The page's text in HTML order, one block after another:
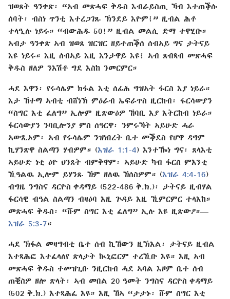
ዝወጸት ዓንቀጽ፡ “ኣብ መጽሓፍ ቅዱስ እብራይስጢ ኻብ እተጠቕሱ
ሰባት፡ ብስነ ጥንቲ እተረጋገጹ ኽንደይ እዮም፧” ዚብል ሕቶ
ተላዒሉ ነይሩ። “ብውሕዱ 50!” ዚብል መልሲ ድማ ተዋሂቡ።
ኣብታ ዓንቀጽ ኣብ ዝወጸ ዝርዝር ዘይተጠቕሰ ሰብኣይ ግና ታትናይ
እዩ ነይሩ። እዚ ሰብኣይ እዚ እንታዋይ እዩ፧ ኣብ ጸብጻብ መጽሓፍ
ቅዱስ ዘለዎ ንእሽቶ ግደ እስከ ንመርምር።
ሓደ እዋን፡ የሩሳሌም ክፋል እቲ ሰፊሕ ግዝኣት ፋርስ እያ ነይራ።
እታ ኸተማ ኣብቲ ብሸነኽ ምዕራብ ኤፍራጥስ ዚርከብ፡ ፋርሳውያን
“ስግር እቲ ፈለግ” ኢሎም ዚጽውዕዎ ኸባቢ እያ እትርከብ ነይራ።
ፋርሳውያን ንባቢሎንያ ምስ ሰዓርዋ፡ ንምሩኻት ኣይሁድ ሓራ
ኣውጺኦም፡ ኣብ የሩሳሌም ንዝነበረት ቤተ መቕደስ የሆዋ ዳግም
ኪሃንጽዋ ስልጣን ሃብዎም። (እዝራ 1:1-4) እንተዀነ ግና፡ ጸላእቲ
ኣይሁድ ነቲ ዕዮ ህንጸት ብምቅዋም፡ ኣይሁድ ካብ ፋርስ ምእንቲ
ኺዓልዉ ኢሎም ይሃንጹ ኸም ዘለዉ ኸሰስዎም። (እዝራ 4:4-16)
ብግዜ ንግስና ዳርዮስ ቀዳማይ (522-486 ቅ.ክ.)፡ ታትናይ ዚብሃል
ፋርሳዊ ብዓል ስልጣን ብዛዕባ እዚ ጕዳይ እዚ ኺምርምር ተላእከ።
መጽሓፍ ቅዱስ፡ “ሹም ስግር እቲ ፈለግ” ኢሉ እዩ ዚጽውዖ።—
እዝራ 5:3-7።
ሓደ ኽፋል መዛግብቲ ቤተ ሰብ ኪኸውን ዚኽእል፡ ታትናይ ዚብል
እተጻሕፎ እተፈላለየ ጽላታት ኲኒፎርም ተረኺቡ እዩ። እዚ ኣብ
መጽሓፍ ቅዱስ ተመዝጊቡ ንዚርከብ ሓደ ኣባል እዞም ቤተ ሰብ
ጠቒስዎ ዘሎ ጽላት፡ ኣብ መበል 20 ዓመት ንግስና ዳርዮስ ቀዳማይ
(502 ቅ.ክ.) እተጻሕፈ እዩ። እዚ ኸኣ “ታታኑ፡ ሹም ስግር እቲ